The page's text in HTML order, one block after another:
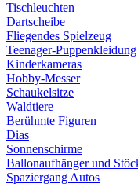
Tischleuchten
Dartscheibe
Fliegendes Spielzeug
Teenager-Puppenkleidung
Kinderkameras
Hobby-Messer
Schaukelsitze
Waldtiere
Berühmte Figuren
Dias
Sonnenschirme
Ballonaufhänger und
Spaziergang Autos